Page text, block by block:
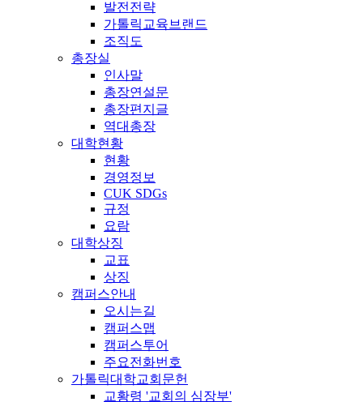
발전전략
가톨릭교육브랜드
조직도
총장실
인사말
총장연설문
총장편지글
역대총장
대학현황
현황
경영정보
CUK SDGs
규정
요람
대학상징
교표
상징
캠퍼스안내
오시는길
캠퍼스맵
캠퍼스투어
주요전화번호
가톨릭대학교회문헌
교황령 '교회의 심장부'